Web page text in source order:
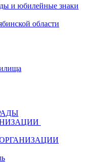
и юбилейные знаки
области